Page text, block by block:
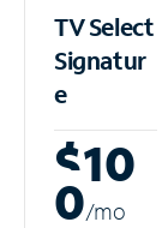
TV Select
Signatur
e
$10
0/mo